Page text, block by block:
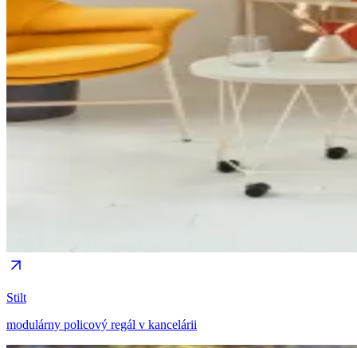
Stilt
modulárny policový regál v kancelárii